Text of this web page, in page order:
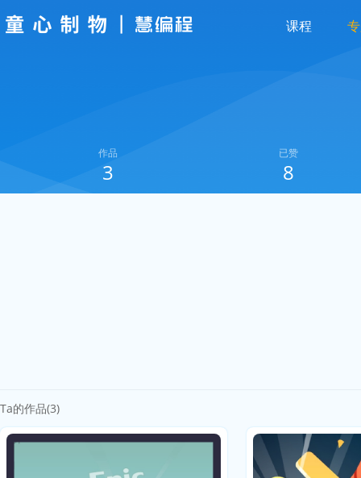
课程
作品
3
已赞
8
Ta的作品(3)